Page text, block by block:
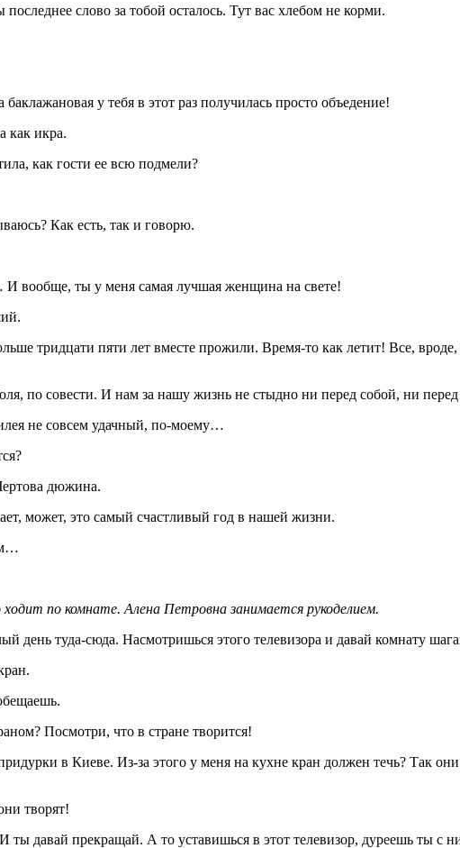
слово за тобой осталось. Тут вас хлебом не корми.
у тебя в этот раз получилась просто объедение!
как икра.
как гости ее всю подмели?
Как есть, так и говорю.
И вообще, ты у меня самая лучшая женщина на свете!
тридцати пяти лет вместе прожили. Время-то как летит! Все,
по совести. И нам за нашу жизнь не стыдно ни перед собой, ни
не совсем удачный, по-моему…
дюжина.
может, это самый счастливый год в нашей жизни.
по комнате. Алена Петровна занимается рукоделием.
день туда-сюда. Насмотришься этого телевизора и давай комнату
Посмотри, что в стране творится!
в Киеве. Из-за этого у меня на кухне кран должен течь? Так
творят!
ты давай прекращай. А то уставишься в этот телевизор, дуреешь ты с